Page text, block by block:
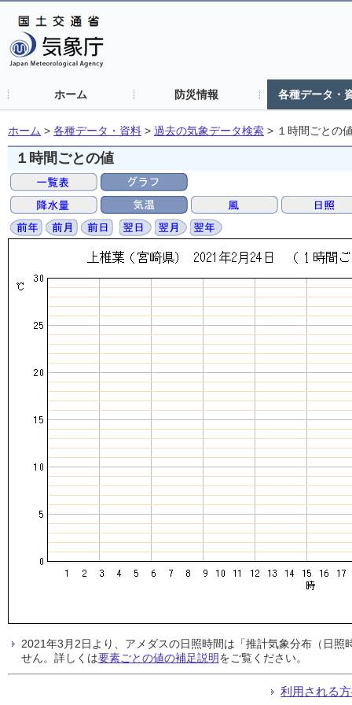
ホーム 防災情報 各種データ・
ホーム > 各種データ・資料 > 過去の気象データ検索 > １時間ごとの
１時間ごとの値
2021年3月2日より、アメダスの日照時間は「推計気象分布（日
せん。詳しくは要素ごとの値の補足説明をご覧ください。
利用される